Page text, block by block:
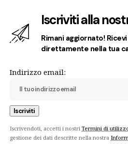
Iscriviti alla
Rimani aggiornato!
direttamente nella tua
Indirizzo email:
Iscrivendoti, accetti i nostri Termini di
gestione dei dati descritte nella nostra